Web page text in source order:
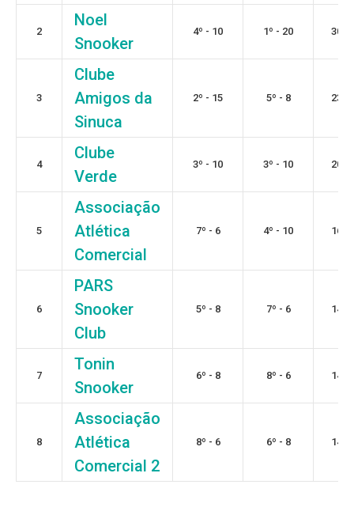
2
Noel
Snooker
4º - 10 1º - 20 30
3
Clube
Amigos da
Sinuca
2º - 15 5º - 8 23
4
Clube
Verde
3º - 10 3º - 10 20
5
Associação
Atlética
Comercial
7º - 6 4º - 10 16
6
PARS
Snooker
Club
5º - 8 7º - 6 14
7
Tonin
Snooker
6º - 8 8º - 6 14
8
Associação
Atlética
Comercial 2
8º - 6 6º - 8 14